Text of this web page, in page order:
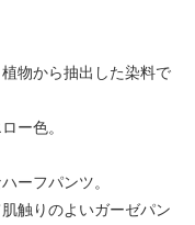
物から抽出した染料で
ー色。
ーフパンツ。
触りのよいガーゼパン